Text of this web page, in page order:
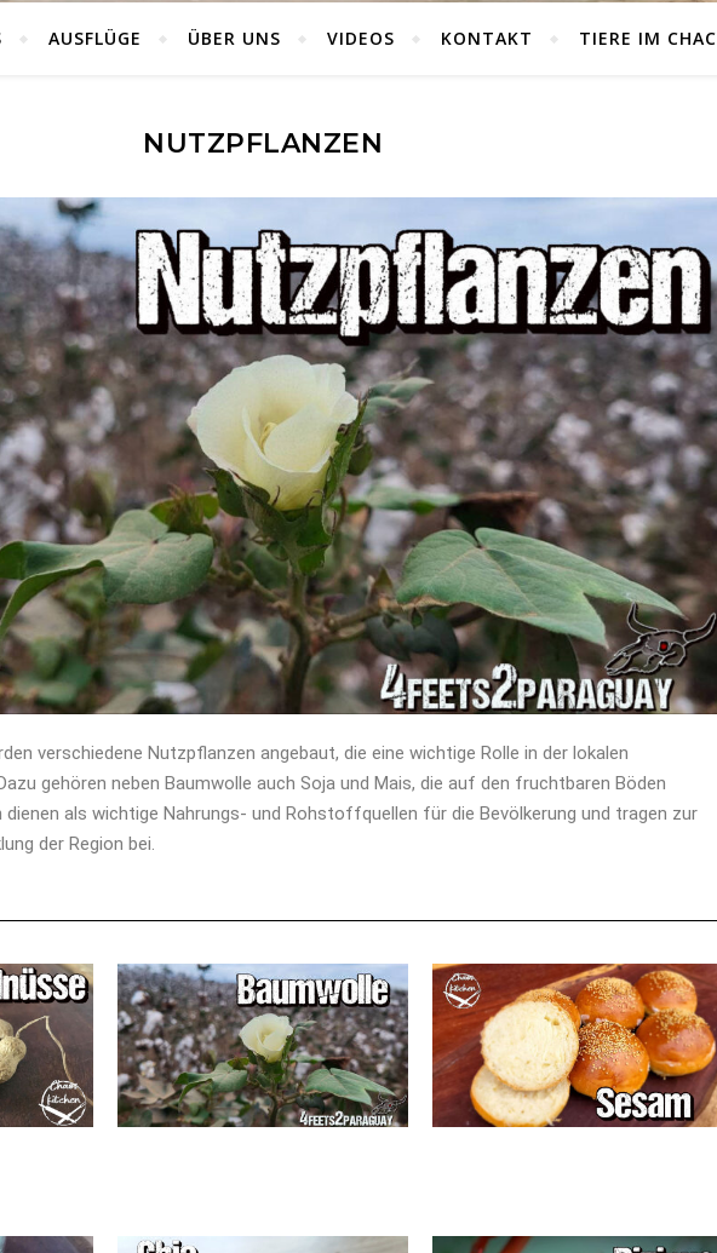
AUSFLÜGE ÜBER UNS VIDEOS KONTAKT TIERE IM
NUTZPFLANZEN
verschiedene Nutzpflanzen angebaut, die eine wichtige Rolle in der lokalen
gehören neben Baumwolle auch Soja und Mais, die auf den fruchtbaren Böden
dienen als wichtige Nahrungs- und Rohstoffquellen für die Bevölkerung und tragen zur
der Region bei.